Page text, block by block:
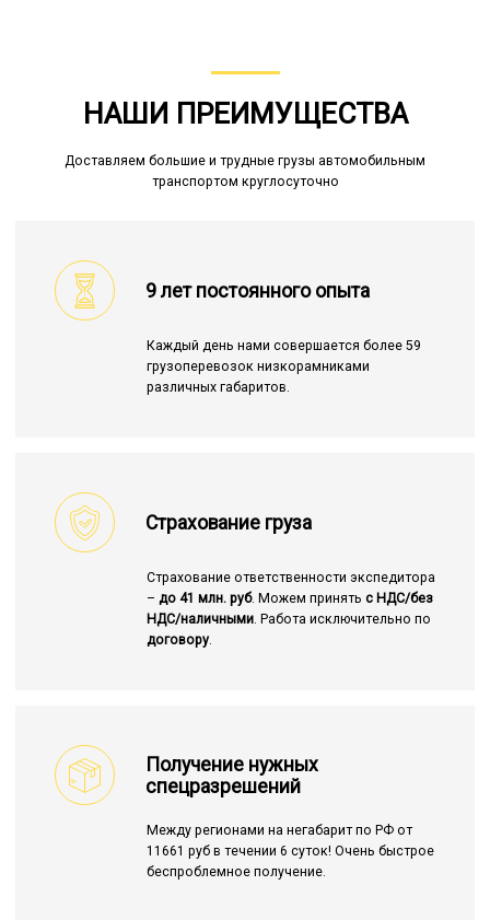
НАШИ ПРЕИМУЩЕСТВА
Доставляем большие и трудные грузы автомобильным
транспортом круглосуточно
9 лет постоянного опыта
Каждый день нами совершается более 59
грузоперевозок низкорамниками
различных габаритов.
Страхование груза
Страхование ответственности экспедитора
– до 41 млн. руб. Можем принять с НДС/без
НДС/наличными. Работа исключительно по
договору.
Получение нужных
спецразрешений
Между регионами на негабарит по РФ от
11661 руб в течении 6 суток! Очень быстрое
беспроблемное получение.